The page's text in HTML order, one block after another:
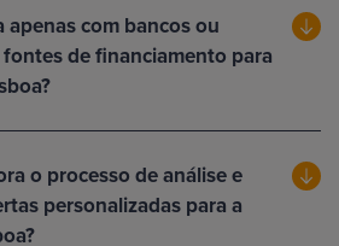
com bancos ou
de financiamento para
o processo de análise e
personalizadas para a